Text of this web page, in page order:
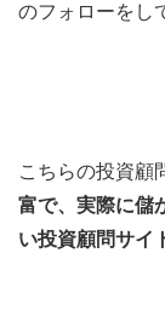
のフォローをし
こちらの投資顧
富で、実際に儲
い投資顧問サイ